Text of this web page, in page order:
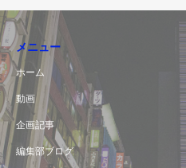
メニュー
ホーム
動画
企画記事
編集部ブログ